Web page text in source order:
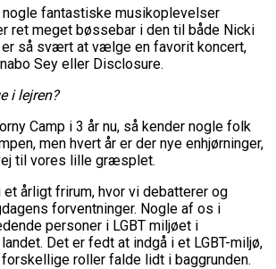
nogle fantastiske musikoplevelser
ret meget bøssebar i den til både Nicki
er så svært at vælge en favorit koncert,
Sey eller Disclosure.
i lejren?
Camp i 3 år nu, så kender nogle folk
men hvert år er der nye enhjørninger,
til vores lille græsplet.
årligt frirum, hvor vi debatterer og
forventninger. Nogle af os i
personer i LGBT miljøet i
Det er fedt at indgå i et LGBT-miljø,
roller falde lidt i baggrunden.